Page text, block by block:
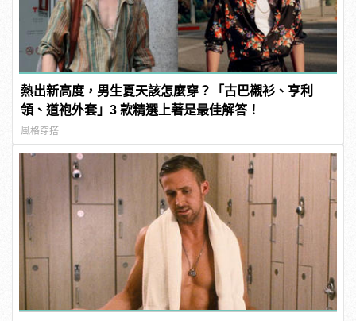
熱出新高度，男生夏天該怎麼穿？「古巴襯衫、亨利
領、道袍外套」3 款精選上著是最佳解答！
風格穿搭